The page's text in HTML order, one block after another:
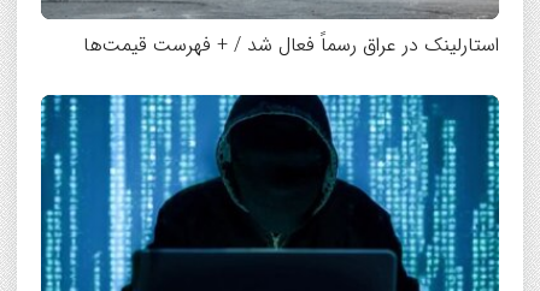
استارلینک در عراق رسماً فعال شد / + فهرست قیمت‌ها